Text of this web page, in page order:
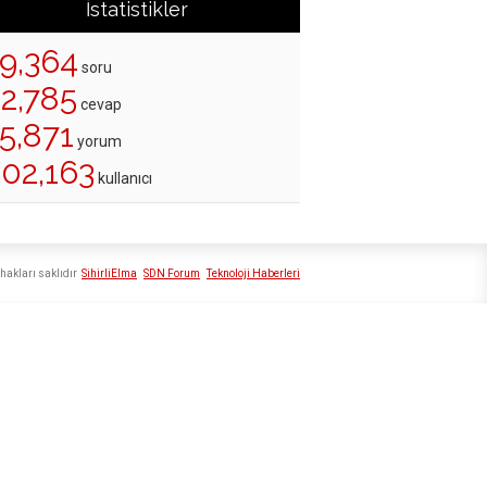
İstatistikler
soru
cevap
yorum
kullanıcı
SihirliElma SDN Forum Teknoloji Haberleri
saklıdır